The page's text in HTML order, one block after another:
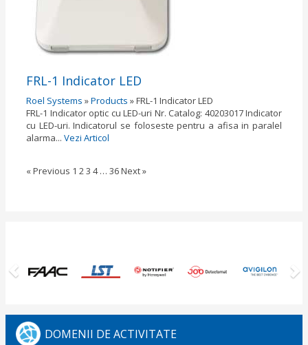
FRL-1 Indicator LED
Roel Systems »Products »FRL-1 Indicator LED
FRL-1 Indicator optic cu LED-uri Nr. Catalog: 40203017 Indicator
cu LED-uri. Indicatorul se foloseste pentru a afisa in paralel
alarma... Vezi Articol
« Previous 1 23 4 … 36Next »
DOMENII DE ACTIVITATE